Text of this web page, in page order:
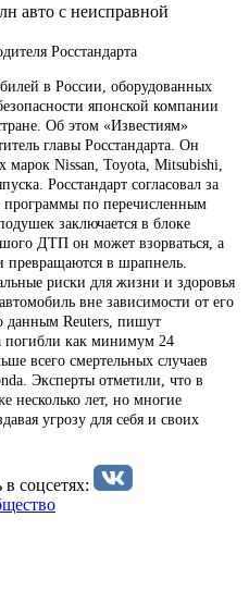
авто с неисправной
Росстандарта
в России, оборудованных
японской компании
Об этом «Известиям»
главы Росстандарта. Он
марок Nissan, Toyota, Mitsubishi,
Росстандарт согласовал за
программы по перечисленным
заключается в блоке
ДТП он может взорваться, а
превращаются в шрапнель.
риски для жизни и здоровья
вне зависимости от его
данным Reuters, пишут
погибли как минимум 24
всего смертельных случаев
Эксперты отметили, что в
несколько лет, но многие
угрозу для себя и своих
соцсетях: